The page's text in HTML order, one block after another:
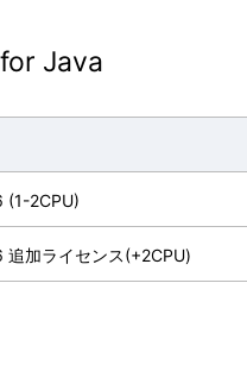
Java
(1-2CPU)
加ライセンス(+2CPU)